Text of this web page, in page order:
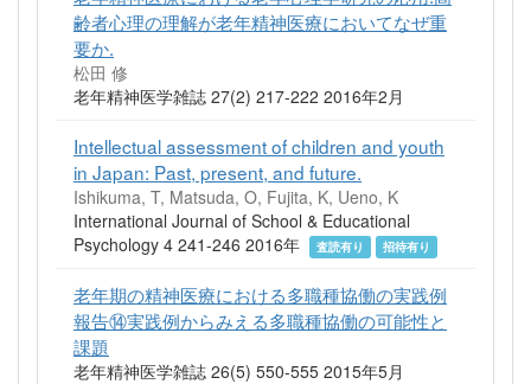
齢者心理の理解が老年精神医療においてなぜ重
要か.
松田 修
老年精神医学雑誌 27(2) 217-222 2016年2月
Intellectual assessment of children and youth
in Japan: Past, present, and future.
Ishikuma, T, Matsuda, O, Fujita, K, Ueno, K
International Journal of School & Educational
Psychology 4 241-246 2016年
査読有り 招待有り
老年期の精神医療における多職種協働の実践例
報告⑭実践例からみえる多職種協働の可能性と
課題
老年精神医学雑誌 26(5) 550-555 2015年5月